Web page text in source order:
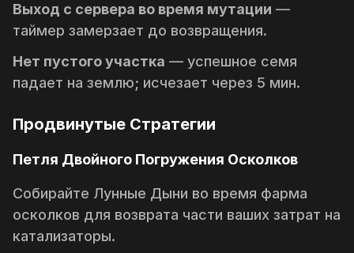
Выход с сервера во время мутации —
таймер замерзает до возвращения.
Нет пустого участка — успешное семя
падает на землю; исчезает через 5 мин.
Продвинутые Стратегии
Петля Двойного Погружения Осколков
Собирайте Лунные Дыни во время фарма
осколков для возврата части ваших затрат на
катализаторы.